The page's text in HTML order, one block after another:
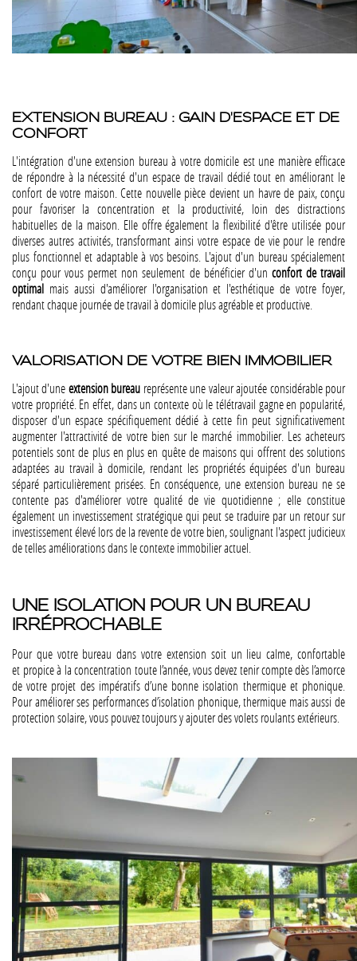
EXTENSION BUREAU : GAIN D'ESPACE ET DE
CONFORT
L'intégration d'une extension bureau à votre domicile est une manière efficace
de répondre à la nécessité d'un espace de travail dédié tout en améliorant le
confort de votre maison. Cette nouvelle pièce devient un havre de paix, conçu
pour favoriser la concentration et la productivité, loin des distractions
habituelles de la maison. Elle offre également la flexibilité d'être utilisée pour
diverses autres activités, transformant ainsi votre espace de vie pour le rendre
plus fonctionnel et adaptable à vos besoins. L'ajout d'un bureau spécialement
conçu pour vous permet non seulement de bénéficier d'un confort de travail
optimal mais aussi d'améliorer l'organisation et l'esthétique de votre foyer,
rendant chaque journée de travail à domicile plus agréable et productive.
VALORISATION DE VOTRE BIEN IMMOBILIER
L'ajout d'uneextension bureau représente une valeur ajoutée considérable pour
votre propriété. En effet, dans un contexte où le télétravail gagne en popularité,
disposer d'un espace spécifiquement dédié à cette fin peut significativement
augmenter l'attractivité de votre bien sur le marché immobilier. Les acheteurs
potentiels sont de plus en plus en quête de maisons qui offrent des solutions
adaptées au travail à domicile, rendant les propriétés équipées d'un bureau
séparé particulièrement prisées. En conséquence, une extension bureau ne se
contente pas d'améliorer votre qualité de vie quotidienne ; elle constitue
également un investissement stratégique qui peut se traduire par un retour sur
investissement élevé lors de la revente de votre bien, soulignant l'aspect judicieux
de telles améliorations dans le contexte immobilier actuel.
UNE ISOLATION POUR UN BUREAU
IRRÉPROCHABLE
Pour que votre bureau dans votre extension soit un lieu calme, confortable
et propice à la concentration toute l’année, vous devez tenir compte dès l’amorce
de votre projet des impératifs d’une bonne isolation thermique et phonique.
Pour améliorer ses performances d’isolation phonique, thermique mais aussi de
protection solaire, vous pouvez toujours y ajouter des volets roulants extérieurs.